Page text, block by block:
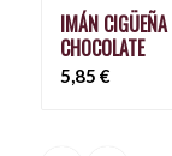
IMÁN
CHOCOLATE
5,85 €